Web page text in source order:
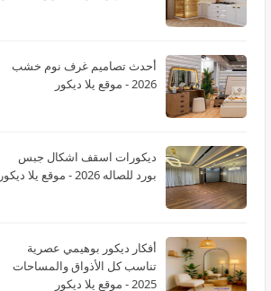
أحدث تصاميم غرف نوم خشب
2026 - موقع يلا ديكور
ديكورات اسقف اشكال جبس
بورد للصاله 2026 - موقع يلا ديكور
أفكار ديكور بوهيمي عصرية
تناسب كل الأذواق والمساحات
2025 - موقع يلا ديكور